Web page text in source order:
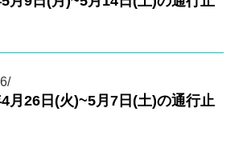
月26日(火)~5月7日(土)の通行止